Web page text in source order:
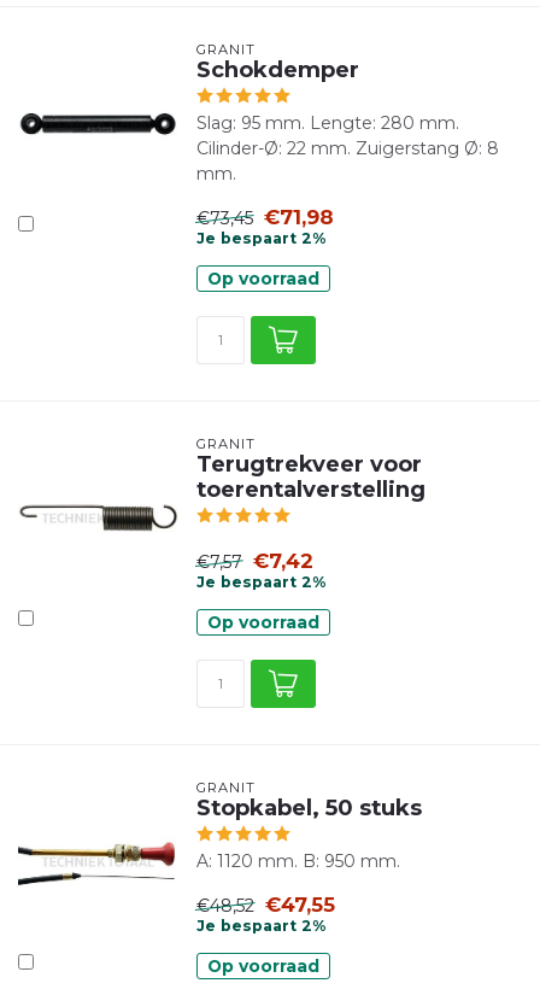
GRANIT
Schokdemper
Slag: 95 mm. Lengte: 280 mm.
Cilinder-Ø: 22 mm. Zuigerstang Ø: 8
mm.
€73,45 €71,98
Je bespaart 2%
Op voorraad
GRANIT
Terugtrekveer voor
toerentalverstelling
€7,57 €7,42
Je bespaart 2%
Op voorraad
GRANIT
Stopkabel, 50 stuks
A: 1120 mm. B: 950 mm.
€48,52 €47,55
Je bespaart 2%
Op voorraad